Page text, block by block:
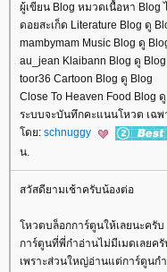
ผู้เขียน Blog หมวดเนื้อหา Blog
ดอยสะเก็ด Literature Blog ดู
mambymam Music Blog ดู
au_jean Klaibann Blog ดู Blog
toor36 Cartoon Blog ดู Blog
Close To Heaven Food Blog
ระบบจะบันทึกคะแนนโหวต เฉ
ดย: schnuggy
น.
สวัสดียามเช้าครับน้องต่อ
หวตบล็อกการ์ตูนให้เลยนะครับ
การ์ตูนที่พี่ก๋าอ่านไม่มีเมดเลยค
เพราะส่วนใหญ่อ่านแต่การ์ตูนก